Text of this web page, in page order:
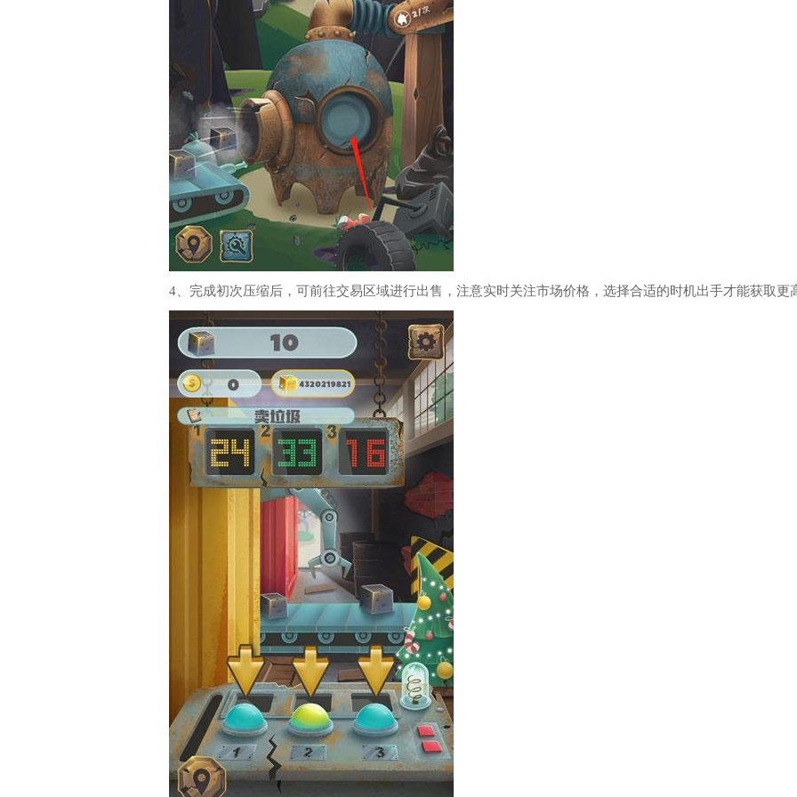
4、完成初次压缩后，可前往交易区域进行出售，注意实时关注市场价格，选择合适的时机出手才能获取更